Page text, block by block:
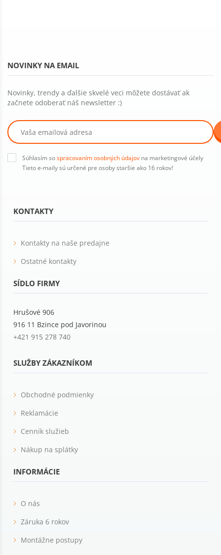
KONTAKTY
Kontakty na naše predajne
Ostatné kontakty
SÍDLO FIRMY
Hrušové 906
916 11 Bzince pod Javorinou
+421 915 278 740
SLUŽBY ZÁKAZNÍKOM
Obchodné podmienky
Reklamácie
Cenník služieb
Nákup na splátky
INFORMÁCIE
O nás
Záruka 6 rokov
Montážne postupy
NOVINKY NA EMAIL
Novinky, trendy a ďalšie skvelé veci môžete dostávať ak
začnete odoberať náš newsletter :)
Súhlasím sospracovaním osobných údajov na marketingové účely
Tieto e-maily sú určené pre osoby staršie ako 16 rokov!